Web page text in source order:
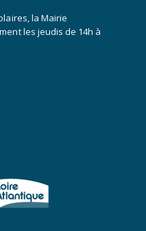
la Mairie
les jeudis de 14h à